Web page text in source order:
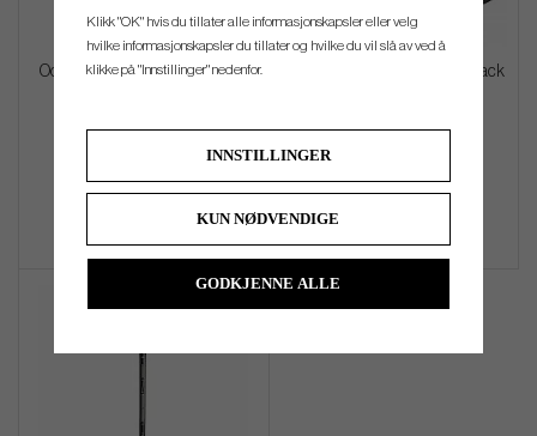
Odyssey Square 2 Square TRI-
Info Kjøp
TaylorMade Spider 5K-ZT Black
Info Kjøp
Klikk "OK" hvis du tillater alle informasjonskapsler eller velg
hvilke informasjonskapsler du tillater og hvilke du vil slå av ved å
klikke på "Innstillinger" nedenfor.
INNSTILLINGER
KUN NØDVENDIGE
GODKJENNE ALLE